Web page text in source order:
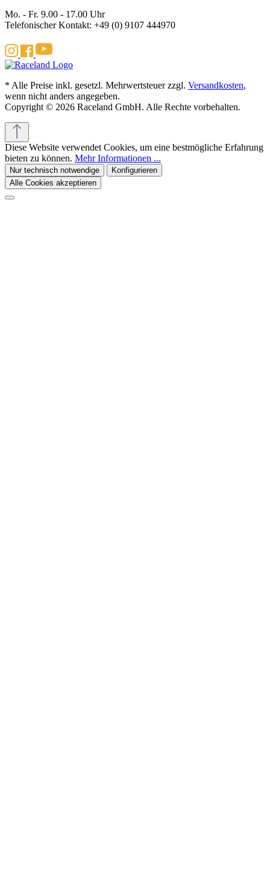
Mo. - Fr. 9.00 - 17.00 Uhr
Telefonischer Kontakt: +49 (0) 9107 444970
* Alle Preise inkl. gesetzl. Mehrwertsteuer zzgl. Versandkosten,
wenn nicht anders angegeben.
Copyright © 2026 Raceland GmbH. Alle Rechte vorbehalten.
Diese Website verwendet Cookies, um eine bestmögliche Erfahrung
bieten zu können. Mehr Informationen ...
Nur technisch notwendige
Konfigurieren
Alle Cookies akzeptieren